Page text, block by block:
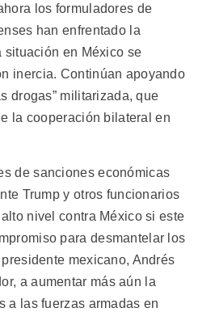
los formuladores de
han enfrentado la
en México se
inercia. Continúan apoyando
drogas” militarizada, que
la cooperación bilateral en
de sanciones económicas
Trump y otros funcionarios
nivel contra México si este
para desmantelar los
mexicano, Andrés
a aumentar más aún la
a las fuerzas armadas en